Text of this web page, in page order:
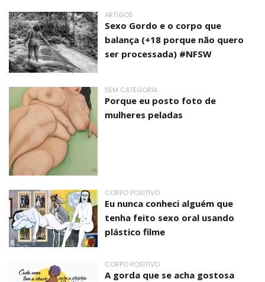
ARTIGOS
Sexo Gordo e o corpo que
balança (+18 porque não quero
ser processada) #NFSW
SEM CATEGORIA
Porque eu posto foto de
mulheres peladas
CORPO POSITIVO
Eu nunca conheci alguém que
tenha feito sexo oral usando
plástico filme
CORPO POSITIVO
A gorda que se acha gostosa